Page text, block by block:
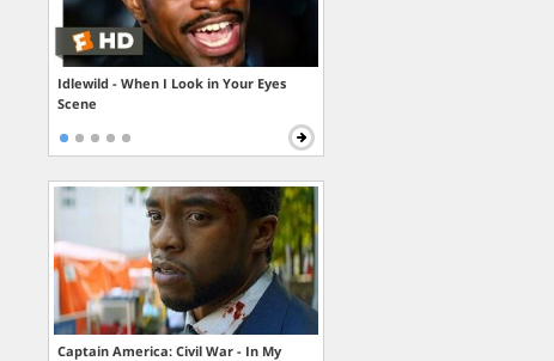
Idlewild - When I Look in Your Eyes
Scene
Captain America: Civil War - In My